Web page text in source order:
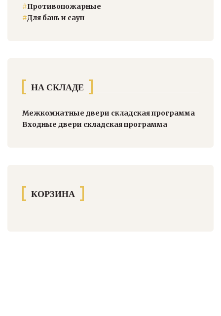
#Противопожарные
#Для бань и саун
НА СКЛАДЕ
Межкомнатные двери складская программа
Входные двери складская программа
КОРЗИНА